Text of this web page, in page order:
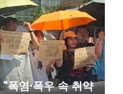
폭염·폭우 속 취약